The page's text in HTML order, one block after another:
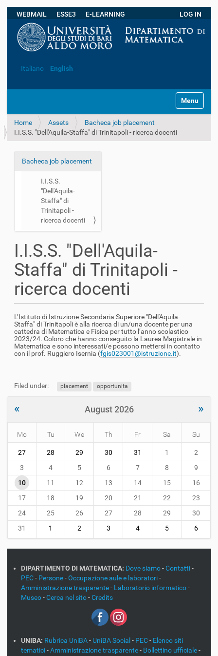
WEBMAIL ESSE3 E-LEARNING LOG IN
Italiano English
v
g
Toggle
Home Assets
Bacheca job placement
I.I.S.S. "Dell'Aquila-Staffa" di Trinitapoli - ricerca docenti
N
n
Bacheca job placement
I.I.S.S.
"Dell'Aquila-
Staffa" di
Trinitapoli -
ricerca docenti
I.I.S.S. "Dell'Aquila-
Staffa" di Trinitapoli -
ricerca docenti
L’Istituto di Istruzione Secondaria Superiore "Dell'Aquila-
Staffa" di Trinitapoli è alla ricerca di un/una docente per una
cattedra di Matematica e Fisica per tutto l’anno scolastico
2023/24. Coloro che hanno conseguito la Laurea Magistrale in
Matematica e sono interessati/e possono mettersi in contatto
con il prof. Ruggiero Isernia (fgis023001@istruzione.it).
Filed under: placement opportunita
« August 2026 »
t
8
Mo Tu We Th Fr Sa Su
27 28 29 30 31 1
2
3
4 5 6 7 8
9
10
11 12 13 14 15
16
17
18 19 20 21 22
23
24
25 26 27 28 29
30
31
1 2 3 4 5 6
DIPARTIMENTO DI MATEMATICA: Dove siamo-Contatti-
PEC- Persone-Occupazione aule e laboratori-
Amministrazione trasparente- Laboratorio informatico-
Museo-Cerca nel sito-Credits
UNIBA: Rubrica UniBA- UniBA Social - PEC- Elenco siti
tematici-Amministrazione trasparente- Bollettino ufficiale-